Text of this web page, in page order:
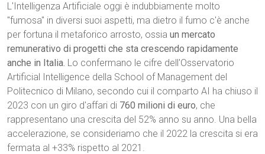
L'Intelligenza Artificiale oggi è indubbiamente molto
"fumosa" in diversi suoi aspetti, ma dietro il fumo c'è anche
per fortuna il metaforico arrosto, ossia un mercato
remunerativo di progetti che sta crescendo rapidamente
anche in Italia. Lo confermano le cifre dell'Osservatorio
Artificial Intelligence della School of Management del
Politecnico di Milano, secondo cui il comparto AI ha chiuso il
2023 con un giro d'affari di 760 milioni di euro, che
rappresentano una crescita del 52% anno su anno. Una bella
accelerazione, se consideriamo che il 2022 la crescita si era
fermata al +33% rispetto al 2021.